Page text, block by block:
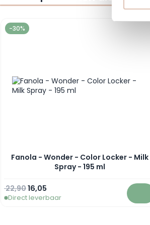
Navigating through the elements of the
Press to skip carousel
-30%
Fanola - Wonder - Color Locker - Milk
Spray - 195 ml
Speciale prijs
16,05
Normale prijs
22,90
Direct leverbaar